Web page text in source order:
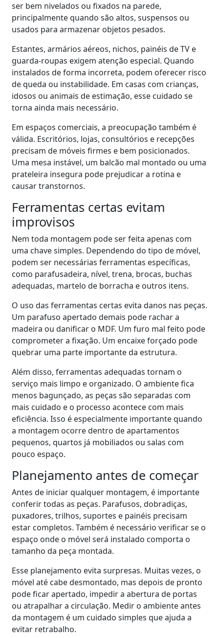
ser bem nivelados ou fixados na parede,
principalmente quando são altos, suspensos ou
usados para armazenar objetos pesados.
Estantes, armários aéreos, nichos, painéis de TV e
guarda-roupas exigem atenção especial. Quando
instalados de forma incorreta, podem oferecer risco
de queda ou instabilidade. Em casas com crianças,
idosos ou animais de estimação, esse cuidado se
torna ainda mais necessário.
Em espaços comerciais, a preocupação também é
válida. Escritórios, lojas, consultórios e recepções
precisam de móveis firmes e bem posicionados.
Uma mesa instável, um balcão mal montado ou uma
prateleira insegura pode prejudicar a rotina e
causar transtornos.
Ferramentas certas evitam
improvisos
Nem toda montagem pode ser feita apenas com
uma chave simples. Dependendo do tipo de móvel,
podem ser necessárias ferramentas específicas,
como parafusadeira, nível, trena, brocas, buchas
adequadas, martelo de borracha e outros itens.
O uso das ferramentas certas evita danos nas peças.
Um parafuso apertado demais pode rachar a
madeira ou danificar o MDF. Um furo mal feito pode
comprometer a fixação. Um encaixe forçado pode
quebrar uma parte importante da estrutura.
Além disso, ferramentas adequadas tornam o
serviço mais limpo e organizado. O ambiente fica
menos bagunçado, as peças são separadas com
mais cuidado e o processo acontece com mais
eficiência. Isso é especialmente importante quando
a montagem ocorre dentro de apartamentos
pequenos, quartos já mobiliados ou salas com
pouco espaço.
Planejamento antes de começar
Antes de iniciar qualquer montagem, é importante
conferir todas as peças. Parafusos, dobradiças,
puxadores, trilhos, suportes e painéis precisam
estar completos. Também é necessário verificar se o
espaço onde o móvel será instalado comporta o
tamanho da peça montada.
Esse planejamento evita surpresas. Muitas vezes, o
móvel até cabe desmontado, mas depois de pronto
pode ficar apertado, impedir a abertura de portas
ou atrapalhar a circulação. Medir o ambiente antes
da montagem é um cuidado simples que ajuda a
evitar retrabalho.